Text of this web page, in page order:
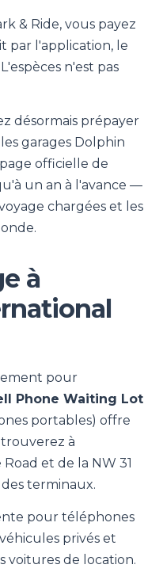
& Ride, vous payez
par l'application, le
n'est pas
désormais prépayer
garages Dolphin
officielle de
un an à l'avance —
chargées et les
à
pour
Phone Waiting Lot
portables) offre
trouverez à
et de la NW 31
terminaux.
pour téléphones
privés et
voitures de location.